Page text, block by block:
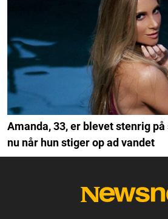
Amanda, 33, er blevet stenrig
nu når hun stiger op ad vandet